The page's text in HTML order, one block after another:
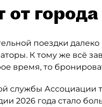
от города
поездки
К тому же всё
время, то
службы Ассоциации
2026 года стало